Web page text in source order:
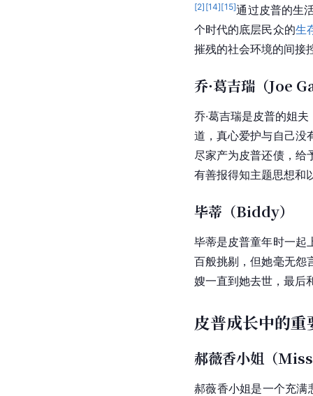
[2] [14][15]通过皮普的生
个时代的底层民众的生
摧残的社会环境的间接
乔·葛吉瑞（Joe
乔·葛吉瑞是皮普的姐
道，真心爱护与自己没
尽家产为皮普还债，给
有善报得知主题思想和
毕蒂（Biddy）
毕蒂是皮普童年时一起
百般挑剔，但她毫无怨
嫂一直到她去世，最后
皮普成长中的重
郝薇香小姐（
郝薇香小姐是一个充满